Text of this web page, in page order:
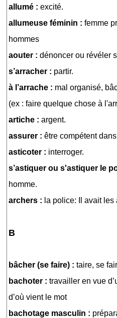
allumé : excité.
allumeuse féminin : femme
hommes
aouter : dénoncer ou révéler
s’arracher : partir.
à l’arrache : mal organisé,
(ex : faire quelque chose à
artiche : argent.
assurer : être compétent
asticoter : interroger.
s’astiquer ou s'astiquer le
homme.
archers : la police: Il avait
B
bâcher (se faire) : taire, se
bachoter : travailler en vue
d’où vient le mot
bachotage masculin :